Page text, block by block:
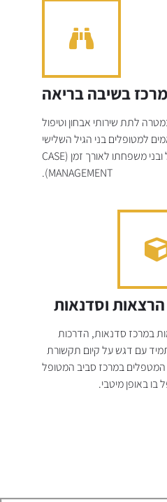
מרכז בשיבה בריאה
לתת שירותי אבחון וטיפול
למטופלים בני הגיל השלישי
יחד עם ליווי המטופל ובני משפחתו לאורך זמן (CASE
MANAGEMENT).
וסדנאות
במרכז סדנאות, הדרכות
עם דגש על קיום תקשורת
במרכז סביב המטופל
באופן מיטבי.